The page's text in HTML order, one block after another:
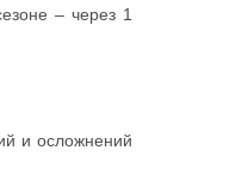
– через 1
и осложнений